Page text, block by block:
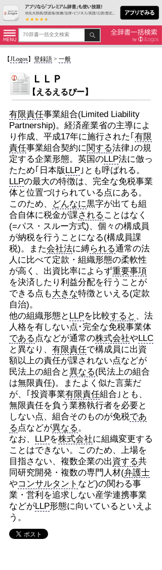
【JLogos】 登録語> 一般
ＬＬＰ
【えるえるぴー】
有限責任事業組合(Limited Liability
Partnership)。経済産業省の主導によ
り作成、平成17年に施行された｢ 有限
責任事業組合契約に関する法律｣の規
定する企業形態。英国のLLP法に倣っ
たため｢日本版LLP｣とも呼ばれる。
LLPの最大の特徴は、完全な免税事業
体と位置づけられている点にある。
このため、
どんなに黒字が出ても組
合自体に税金が課される ことはなく
(=パス・スルー方式)、個々の構成員
が納税を行うことになる(構成員課
税)。また会社法に縛られる通常の法
人に比べて定款・組織形態の柔軟性
が高く、出資比率によらず重要事項
を決済したり利益分配を行うことが
できる点も大きな特徴といえる(定款
自治)。
他の組織形態と LLPを比較すると 、法
人格を有しない点･完全な免税事業体
である 点などが通常の株式会社やLLC
と異なり、 有限責任で構成員に出資
額以上の責任が課されない点などが
民法上の組合と異なる(民法上の組合
は無限責任)。またよく似た言葉だ
が、｢投資事業有限責任組合｣とも、
無限責任を負う業務執行者を必要と
しない点、組合そのものが免税であ
る 点などが異なる。
なお、 LLPを株式会社に組織変更する
ことはできない。このため、上場を
目指さない、複数企業の出資する共
同研究開発・複数の専門人材(弁護士
やコンサルタント など)の関わる事
業・営利を追求しない産学連携事業
などがLLP形態に向いているといえよ
う。